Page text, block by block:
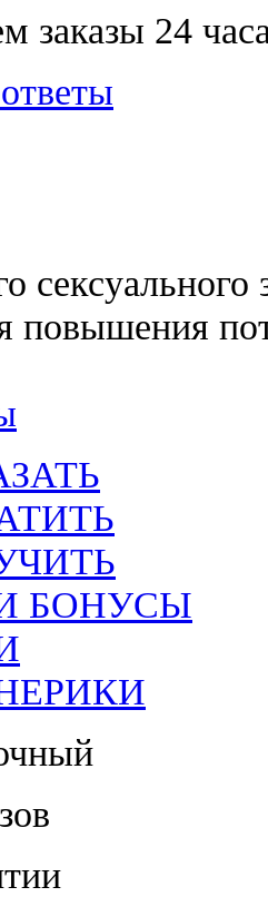
заказы 24
сексуального
повышения
БОНУСЫ